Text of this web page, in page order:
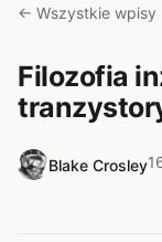
← Wszystkie wpisy
Filozofia
Blake Crosley